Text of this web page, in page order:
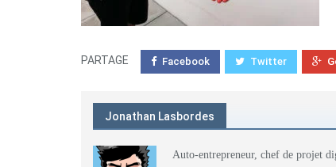
PARTAGE Facebook Twitter
Jonathan Lasbordes
Auto-entrepreneur, chef de projet